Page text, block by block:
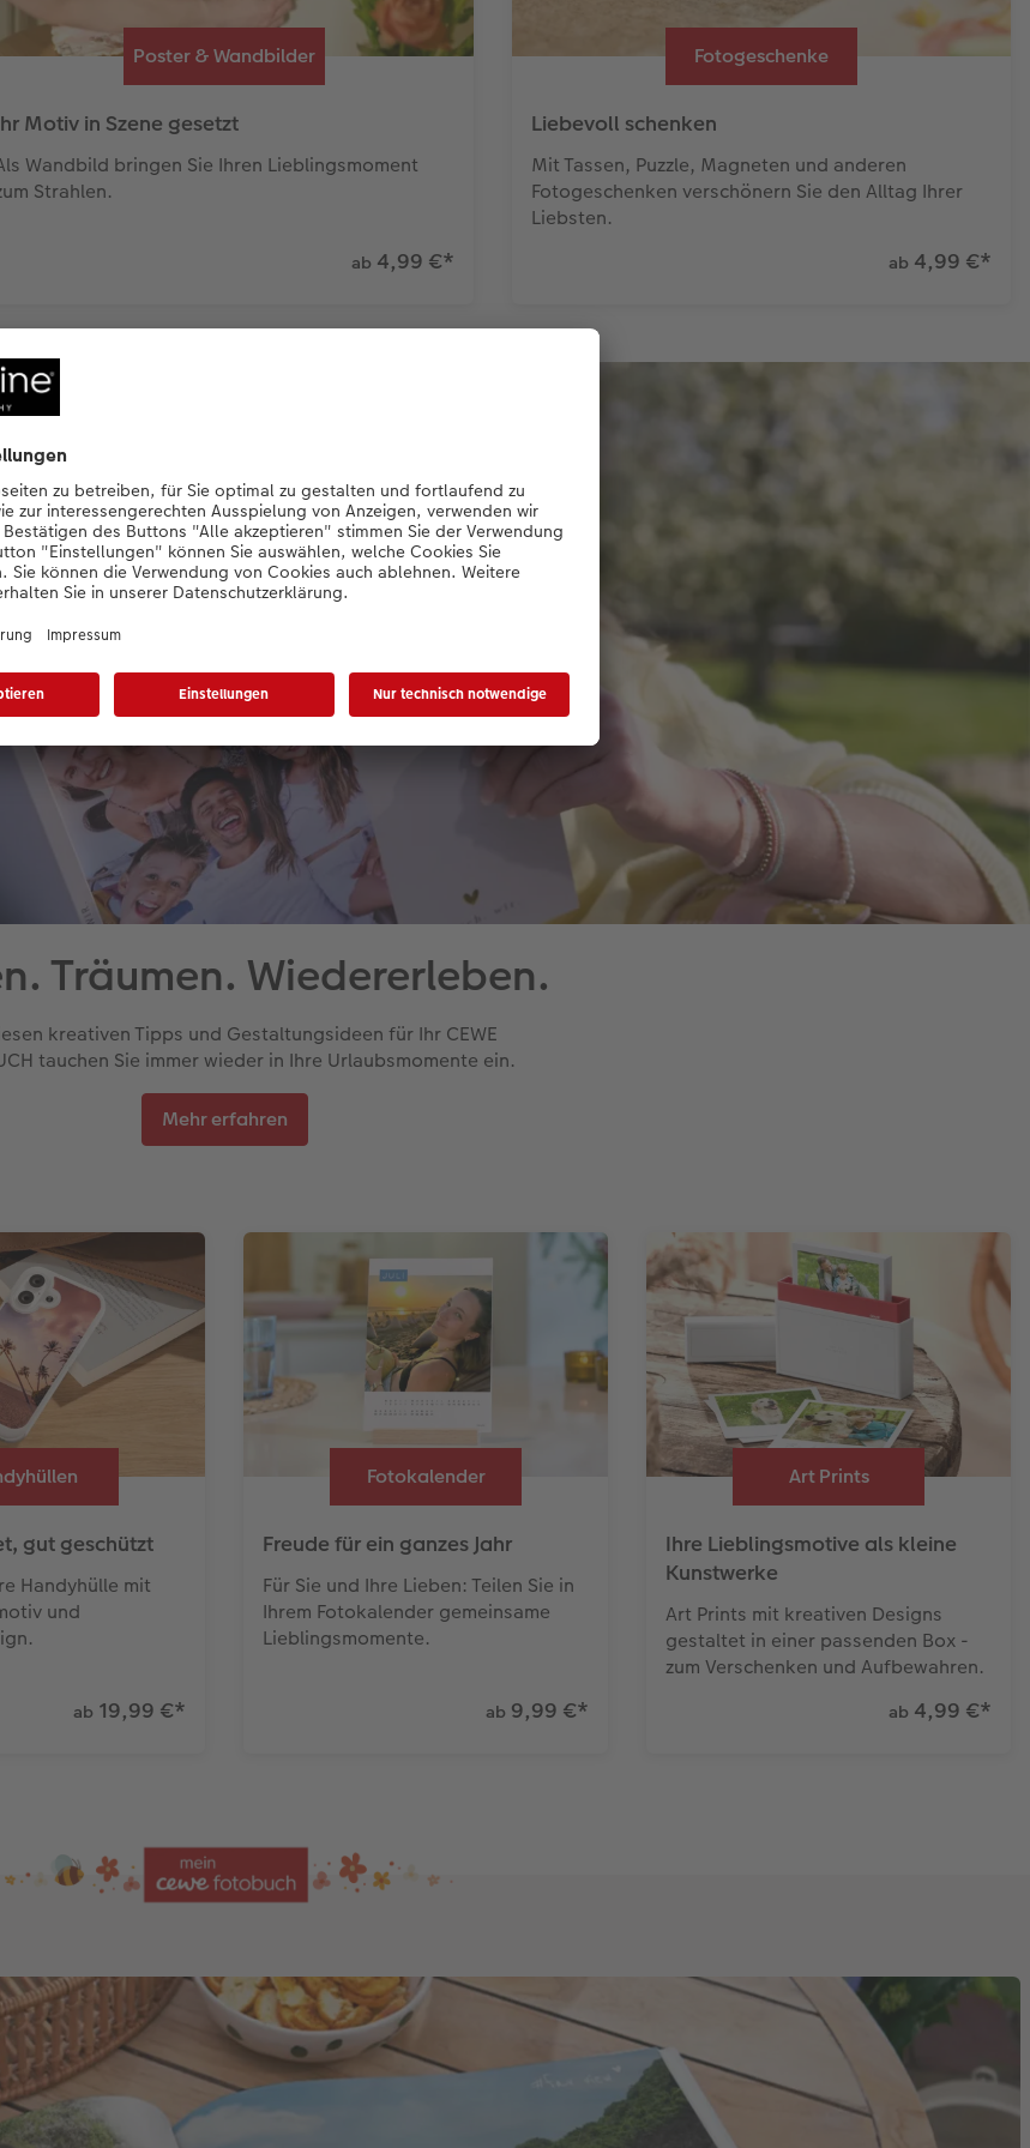
Poster & Wandbilder
Motiv in Szene gesetzt
Wandbild bringen Sie Ihren Lieblingsmoment
Strahlen.
ab 4,99 €*
Fotogeschenke
Liebevoll schenken
Mit Tassen, Puzzle, Magneten und anderen
Fotogeschenken verschönern Sie den Alltag Ihrer
Liebsten.
ab 4,99 €*
Träumen. Wiedererleben.
kreativen Tipps und Gestaltungsideen für Ihr CEWE
tauchen Sie immer wieder in Ihre Urlaubsmomente ein.
Mehr erfahren
gut geschützt
Handyhülle mit
und
ab 19,99 €*
Fotokalender
Freude für ein ganzes Jahr
Für Sie und Ihre Lieben: Teilen Sie in
Ihrem Fotokalender gemeinsame
Lieblingsmomente.
ab 9,99 €*
Art Prints
Ihre Lieblingsmotive als kleine
Kunstwerke
Art Prints mit kreativen Designs
gestaltet in einer passenden Box -
zum Verschenken und Aufbewahren.
ab 4,99 €*